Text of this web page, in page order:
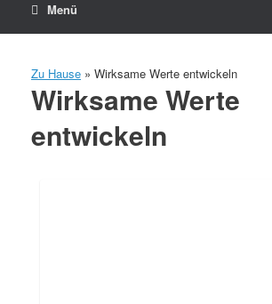
Menü
Zu Hause » Wirksame Werte entwickeln
Wirksame Werte
entwickeln